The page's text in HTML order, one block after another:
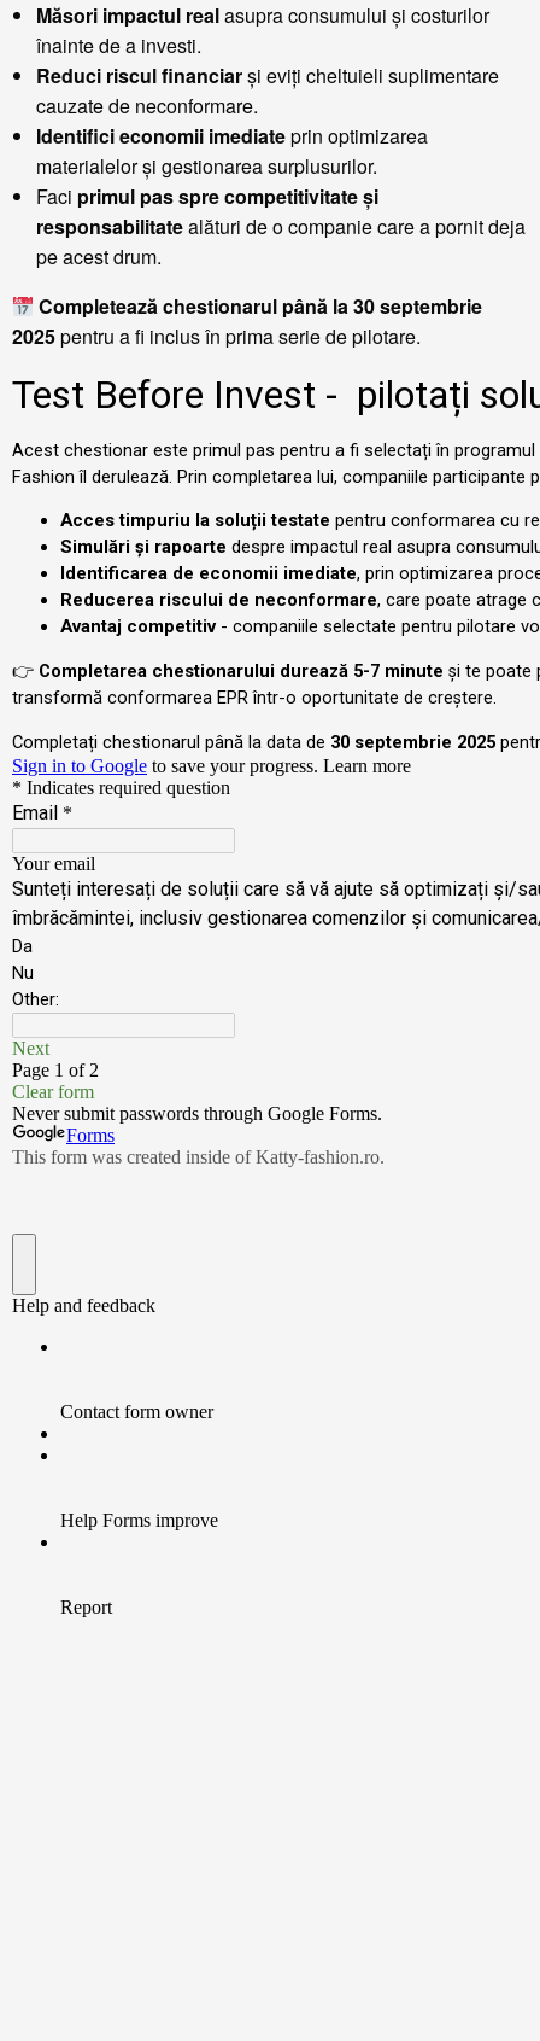
Măsori impactul realasupra consumului și costurilor
înainte de a investi.
Reduci riscul financiarși eviți cheltuieli suplimentare
cauzate de neconformare.
Identifici economii imediateprin optimizarea
materialelor și gestionarea surplusurilor.
Faci primul pas spre competitivitate și
responsabilitatealături de o companie care a pornit deja
pe acest drum.
Completează chestionarul până la 30 septembrie
2025pentru a fi inclus în prima serie de pilotare.